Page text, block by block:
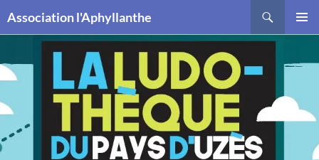
Association l'Aphyllanthe